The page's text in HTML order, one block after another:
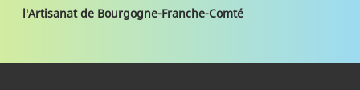
l'Artisanat de Bourgogne-Franche-Comté